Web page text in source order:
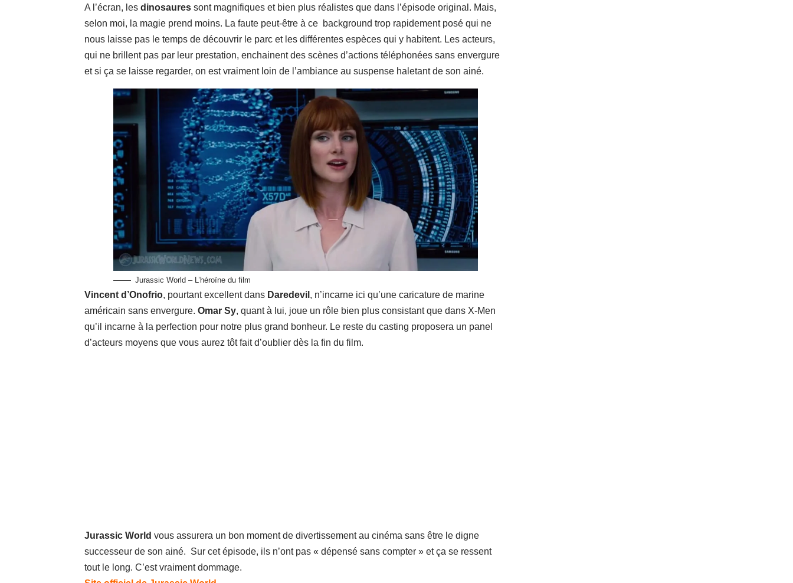
A l’écran, les dinosaures sont magnifiques et bien plus réalistes que dans l’épisode original. Mais,
selon moi, la magie prend moins. La faute peut-être à ce background trop rapidement posé qui ne
nous laisse pas le temps de découvrir le parc et les différentes espèces qui y habitent. Les acteurs,
qui ne brillent pas par leur prestation, enchainent des scènes d’actions téléphonées sans envergure
et si ça se laisse regarder, on est vraiment loin de l’ambiance au suspense haletant de son ainé.
Jurassic World – L’héroïne du film
Vincent d’Onofrio, pourtant excellent dans Daredevil , n’incarne ici qu’une caricature de marine
américain sans envergure. Omar Sy, quant à lui, joue un rôle bien plus consistant que dans X-Men
qu’il incarne à la perfection pour notre plus grand bonheur. Le reste du casting proposera un panel
d’acteurs moyens que vous aurez tôt fait d’oublier dès la fin du film.
Jurassic World vous assurera un bon moment de divertissement au cinéma sans être le digne
successeur de son ainé. Sur cet épisode, ils n’ont pas « dépensé sans compter » et ça se ressent
tout le long. C’est vraiment dommage.